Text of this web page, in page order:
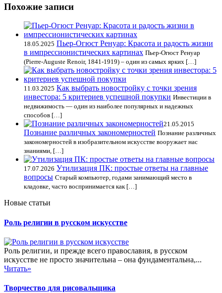
Похожие записи
18.05.2025 Пьер-Огюст Ренуар: Красота и радость жизни
в импрессионистических картинах Пьер-Огюст Ренуар
(Pierre-Auguste Renoir, 1841-1919) – один из самых ярких […]
11.03.2025 Как выбрать новостройку с точки зрения
инвестора: 5 критериев успешной покупки Инвестиции в
недвижимость — один из наиболее популярных и надежных
способов […]
21.05.2015
Познание различных закономерностей Познание различных
закономерностей в изобразительном искусстве вооружает нас
знаниями, […]
17.07.2026 Утилизация ПК: простые ответы на главные
вопросы Старый компьютер, годами занимающий место в
кладовке, часто воспринимается как […]
Новые статьи
Роль религии в русском искусстве
Роль религии, и прежде всего православия, в русском
искусстве не просто значительна – она фундаментальна,...
Читать»
Творчество для рисовальщика